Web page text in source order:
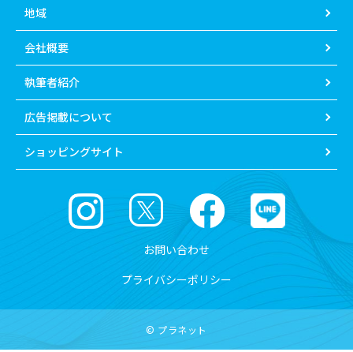
地域
会社概要
執筆者紹介
広告掲載について
ショッピングサイト
お問い合わせ
プライバシーポリシー
© プラネット